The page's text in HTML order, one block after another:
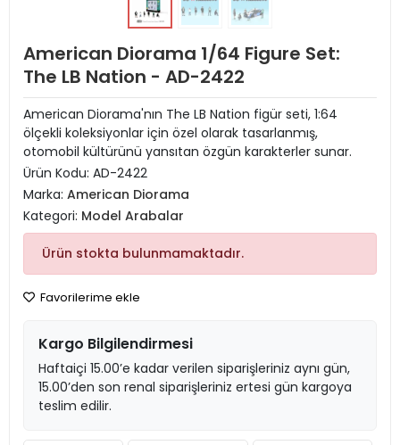
American Diorama 1/64 Figure Set:
The LB Nation - AD-2422
American Diorama'nın The LB Nation figür seti, 1:64
ölçekli koleksiyonlar için özel olarak tasarlanmış,
otomobil kültürünü yansıtan özgün karakterler sunar.
Ürün Kodu: AD-2422
Marka: American Diorama
Kategori: Model Arabalar
Ürün stokta bulunmamaktadır.
Favorilerime ekle
Kargo Bilgilendirmesi
Haftaiçi 15.00’e kadar verilen siparişleriniz aynı gün,
15.00’den son renal siparişleriniz ertesi gün kargoya
teslim edilir.